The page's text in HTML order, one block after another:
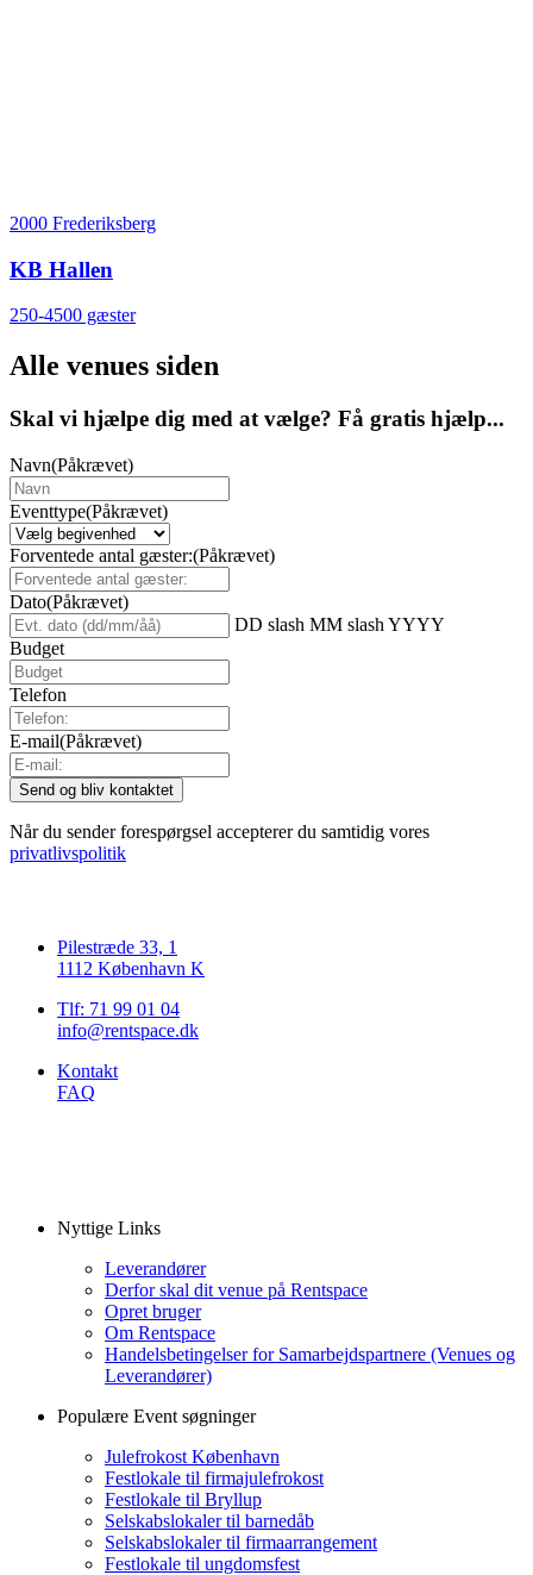
2000 Frederiksberg
KB Hallen
250-4500 gæster
Alle venues siden
Skal vi hjælpe dig med at vælge? Få gratis hjælp...
Navn(Påkrævet)
Eventtype(Påkrævet)
Forventede antal gæster:(Påkrævet)
Dato(Påkrævet)
DD slash MM slash YYYY
Budget
Telefon
E-mail(Påkrævet)
Når du sender forespørgsel accepterer du samtidig vores
privatlivspolitik
Pilestræde 33, 1
1112 København K
Tlf: 71 99 01 04
info@rentspace.dk
Kontakt
FAQ
Nyttige Links
Leverandører
Derfor skal dit venue på Rentspace
Opret bruger
Om Rentspace
Handelsbetingelser for Samarbejdspartnere (Venues og
Leverandører)
Populære Event søgninger
Julefrokost København
Festlokale til firmajulefrokost
Festlokale til Bryllup
Selskabslokaler til barnedåb
Selskabslokaler til firmaarrangement
Festlokale til ungdomsfest